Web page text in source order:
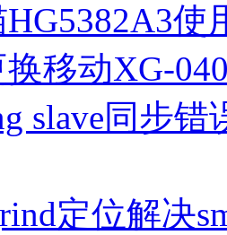
使
移动XG-
slave同步错
定位解决